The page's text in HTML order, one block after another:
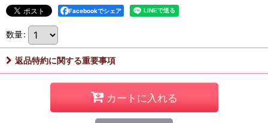
Facebookでシェア
数量:
返品特約に関する重要事項
カートに入れる